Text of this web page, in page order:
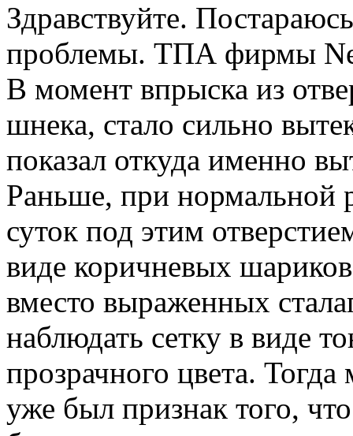
Здравствуйте.
проблемы. ТПА фирмы
В момент впрыска из
шнека, стало сильно
показал откуда именно
Раньше, при нормальной
суток под этим
виде коричневых
вместо выраженных
наблюдать сетку в виде
прозрачного цвета.
уже был признак того,